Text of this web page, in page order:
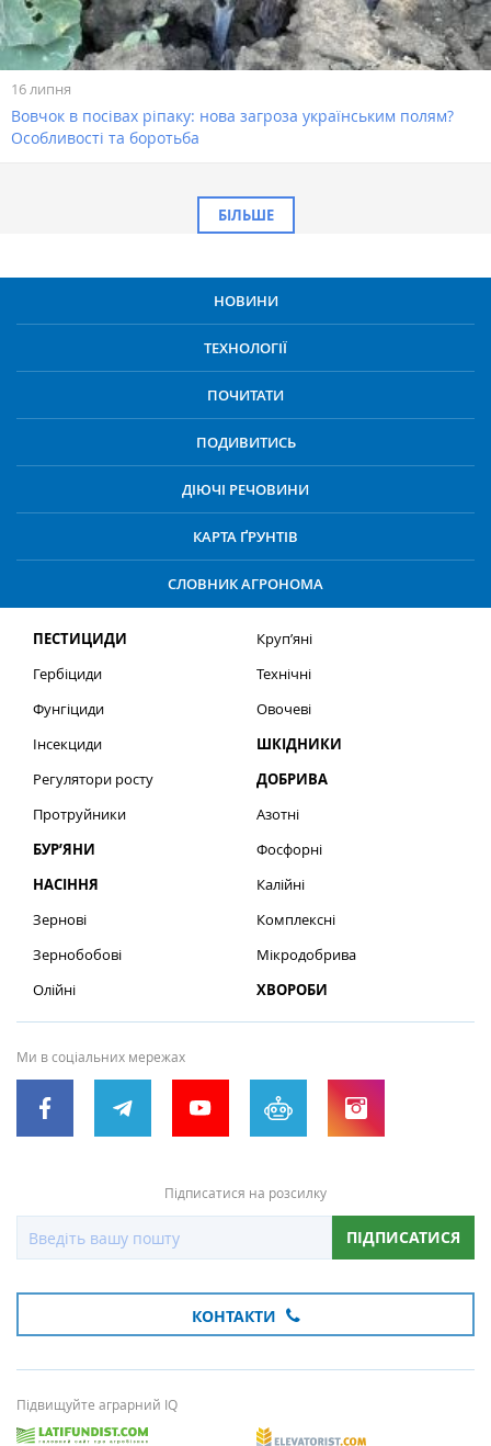
16 липня
Вовчок в посівах ріпаку: нова загроза українським полям?
Особливості та боротьба
БІЛЬШЕ
НОВИНИ
ТЕХНОЛОГІЇ
ПОЧИТАТИ
ПОДИВИТИСЬ
ДІЮЧІ РЕЧОВИНИ
КАРТА ҐРУНТІВ
СЛОВНИК АГРОНОМА
ПЕСТИЦИДИ
Гербіциди
Фунгіциди
Інсекциди
Регулятори росту
Протруйники
БУР’ЯНИ
НАСІННЯ
Зернові
Зернобобові
Олійні
Круп’яні
Технічні
Овочеві
ШКІДНИКИ
ДОБРИВА
Азотні
Фосфорні
Калійні
Комплексні
Мікродобрива
ХВОРОБИ
Ми в соціальних мережах
Підписатися на розсилку
ПІДПИСАТИСЯ
КОНТАКТИ
Підвищуйте аграрний IQ